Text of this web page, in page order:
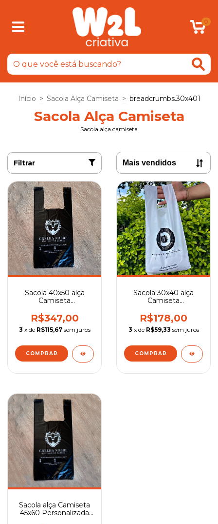
0
Início > Sacola Alça Camiseta > breadcrumbs.30x401
Sacola Alça Camiseta
Sacola alça camiseta
Filtrar
Sacola 40x50 alça
Camiseta
R$347,00
3 x de R$115,67 sem juros
COMPRAR
Sacola 30x40 alça
Camiseta
R$178,00
3 x de R$59,33 sem juros
COMPRAR
Sacola alça Camiseta
45x60 Personalizada